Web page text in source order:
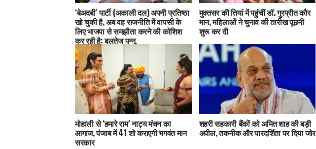
‘बेअदबी’ पार्टी (अकाली दल) अपनी प्रतिष्ठा
खो चुकी है, अब वह राजनीति में वापसी के
लिए भाजपा से समझौता करने की कोशिश
कर रही है: बलतेज पन्नू
मुक्तसर की तियां में पहुंचीं डॉ. गुरप्रीत कौर
मान, महिलाओं ने चुनाव की तारीख पूछनी
शुरू कर दी
मोहाली से ‘हमारे राम’ नाट्य मंचन का
आगाज, पंजाब में 41 शो कराएगी भगवंत मान
सरकार
शहरी सहकारी बैंकों को अमित शाह की बड़ी
अपील, तकनीक और पारदर्शिता पर दिया जोर